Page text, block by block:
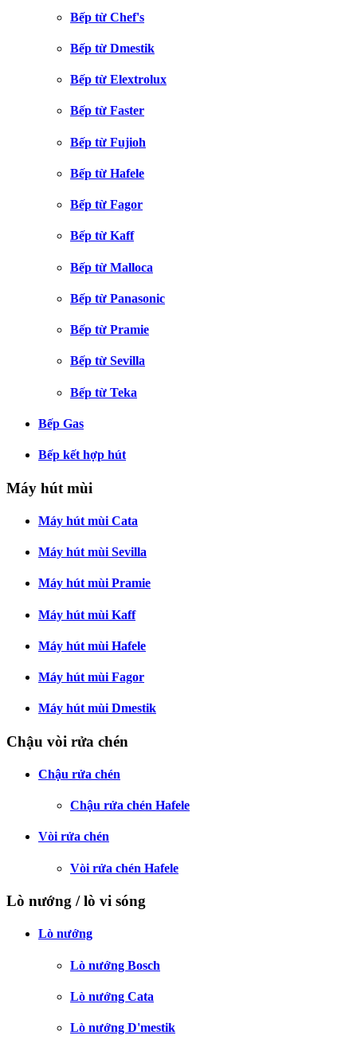
Bếp từ Chef's
Bếp từ Dmestik
Bếp từ Elextrolux
Bếp từ Faster
Bếp từ Fujioh
Bếp từ Hafele
Bếp từ Fagor
Bếp từ Kaff
Bếp từ Malloca
Bếp từ Panasonic
Bếp từ Pramie
Bếp từ Sevilla
Bếp từ Teka
Bếp Gas
Bếp kết hợp hút
Máy hút mùi
Máy hút mùi Cata
Máy hút mùi Sevilla
Máy hút mùi Pramie
Máy hút mùi Kaff
Máy hút mùi Hafele
Máy hút mùi Fagor
Máy hút mùi Dmestik
Chậu vòi rửa chén
Chậu rửa chén
Chậu rửa chén Hafele
Vòi rửa chén
Vòi rửa chén Hafele
Lò nướng / lò vi sóng
Lò nướng
Lò nướng Bosch
Lò nướng Cata
Lò nướng D'mestik